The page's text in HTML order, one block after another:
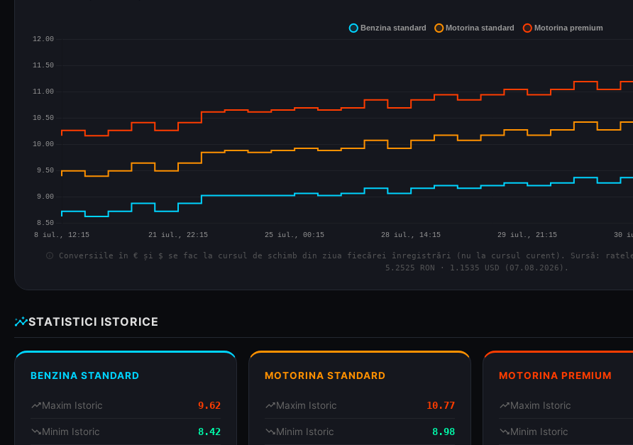
info
Conversiile în € și $ se fac la cursul de schimb din ziua fiecărei înregistrări (nu la cursul curent). Sursă: ratele
5.2525 RON · 1.1535 USD (07.08.2026).
insightsSTATISTICI ISTORICE
BENZINA STANDARD
trending_upMaxim Istoric 9.62
trending_downMinim Istoric 8.42
MOTORINA STANDARD
trending_upMaxim Istoric 10.77
trending_downMinim Istoric 8.98
MOTORINA PREMIUM
trending_upMaxim Istoric
trending_downMinim Istoric